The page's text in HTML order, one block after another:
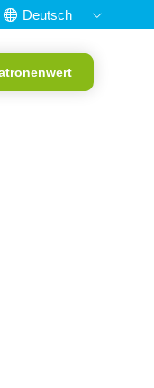
Deutsch
English